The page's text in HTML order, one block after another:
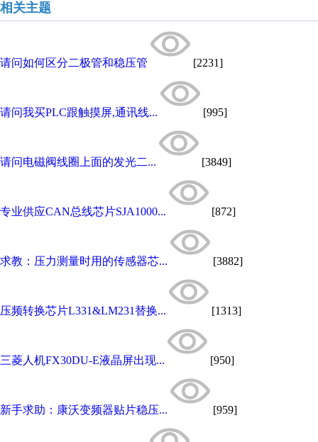
相关主题
请问如何区分二极管和稳压管 [2231]
请问我买PLC跟触摸屏,通讯线... [995]
请问电磁阀线圈上面的发光二... [3849]
专业供应CAN总线芯片SJA1000... [872]
求教：压力测量时用的传感器芯... [3882]
压频转换芯片L331&LM231替换... [1313]
三菱人机FX30DU-E液晶屏出现... [950]
新手求助：康沃变频器贴片稳压... [959]